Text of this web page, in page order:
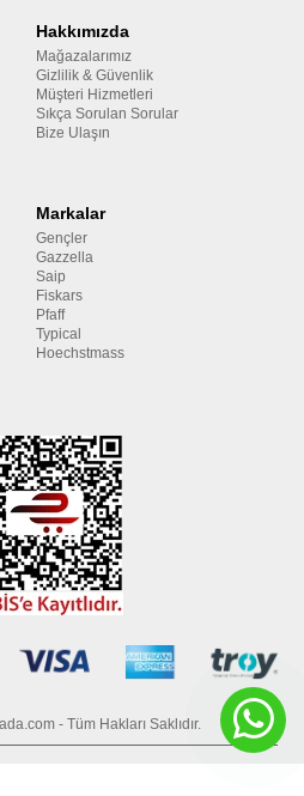
Hakkımızda
Mağazalarımız
Gizlilik & Güvenlik
Müşteri Hizmetleri
Sıkça Sorulan Sorular
Bize Ulaşın
Markalar
Gençler
Gazzella
Saip
Fiskars
Pfaff
Typical
Hoechstmass
- Tüm Hakları Saklıdır.